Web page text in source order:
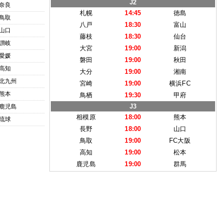
良
取
口
岐
媛
知
九州
本
児島
球
J2
札幌
14:45
徳島
八戸
18:30
富山
藤枝
18:30
仙台
大宮
19:00
新潟
磐田
19:00
秋田
大分
19:00
湘南
宮崎
19:00
横浜FC
鳥栖
19:30
甲府
J3
相模原
18:00
熊本
長野
18:00
山口
鳥取
19:00
FC大阪
高知
19:00
松本
鹿児島
19:00 群馬